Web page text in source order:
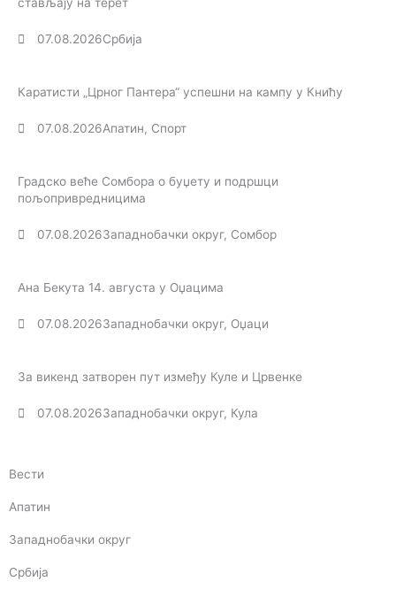
стављају на терет
07.08.2026Србија
Каратисти „Црног Пантера“ успешни на кампу у Книћу
07.08.2026Апатин, Спорт
Градско веће Сомбора о буџету и подршци
пољопривредницима
07.08.2026Западнобачки округ, Сомбор
Ана Бекута 14. августа у Оџацима
07.08.2026Западнобачки округ, Оџаци
За викенд затворен пут између Куле и Црвенке
07.08.2026Западнобачки округ, Кула
Вести
Апатин
Западнобачки округ
Србија